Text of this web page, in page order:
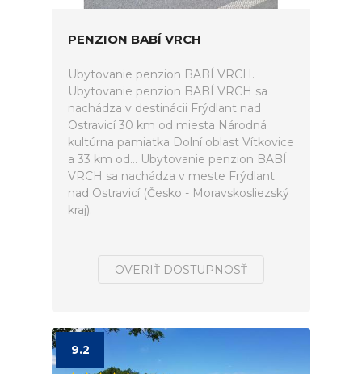
PENZION BABÍ VRCH
Ubytovanie penzion BABÍ VRCH.
Ubytovanie penzion BABÍ VRCH sa
nachádza v destinácii Frýdlant nad
Ostravicí 30 km od miesta Národná
kultúrna pamiatka Dolní oblast Vítkovice
a 33 km od... Ubytovanie penzion BABÍ
VRCH sa nachádza v meste Frýdlant
nad Ostravicí (Česko - Moravskosliezský
kraj).
OVERIŤ DOSTUPNOSŤ
9.2